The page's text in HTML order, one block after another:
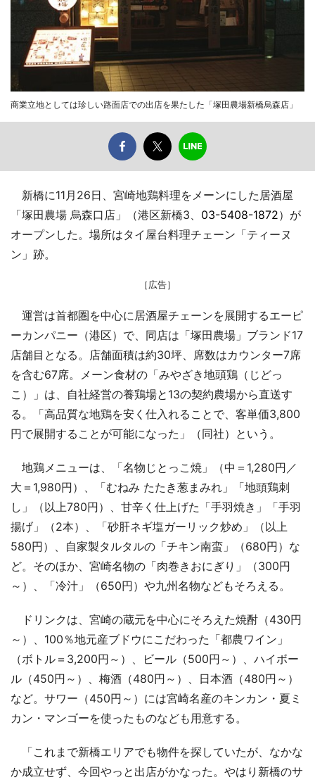
商業立地としては珍しい路面店での出店を果たした「塚田農場新橋烏森店」
新橋に11月26日、宮崎地鶏料理をメーンにした居酒屋
「塚田農場 烏森口店」（港区新橋3、 03-5408-1872）が
オープンした。場所はタイ屋台料理チェーン「ティーヌ
ン」跡。
［広告］
運営は首都圏を中心に居酒屋チェーンを展開するエーピ
ーカンパニー（港区）で、同店は「塚田農場」ブランド17
店舗目となる。店舗面積は約30坪、席数はカウンター7席
を含む67席。メーン食材の「みやざき地頭鶏（じどっ
こ）」は、自社経営の養鶏場と13の契約農場から直送す
る。「高品質な地鶏を安く仕入れることで、客単価3,800
円で展開することが可能になった」（同社）という。
地鶏メニューは、「名物じとっこ焼」（中＝1,280円／
大＝1,980円）、「むねみ たたき葱まみれ」「地頭鶏刺
し」（以上780円）、甘辛く仕上げた「手羽焼き」「手羽
揚げ」（2本）、「砂肝ネギ塩ガーリック炒め」（以上
580円）、自家製タルタルの「チキン南蛮」（680円）な
ど。そのほか、宮崎名物の「肉巻きおにぎり」（300円
～）、「冷汁」（650円）や九州名物などもそろえる。
ドリンクは、宮崎の蔵元を中心にそろえた焼酎（430円
～）、100％地元産ブドウにこだわった「都農ワイン」
（ボトル＝3,200円～）、ビール（500円～）、ハイボー
ル（450円～）、梅酒（480円～）、日本酒（480円～）
など。サワー（450円～）には宮崎名産のキンカン・夏ミ
カン・マンゴーを使ったものなども用意する。
「これまで新橋エリアでも物件を探していたが、なかな
か成立せず、今回やっと出店がかなった。やはり新橋のサ